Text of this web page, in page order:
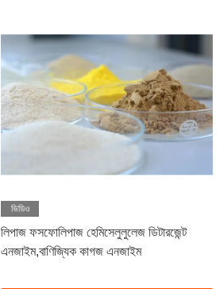
ভিডিও
লিপাজ ফসফোলিপাজ হেমিসেলুলুলেজ ডিটারজেন্ট
এনজাইম,বাণিজ্যিক কাগজ এনজাইম